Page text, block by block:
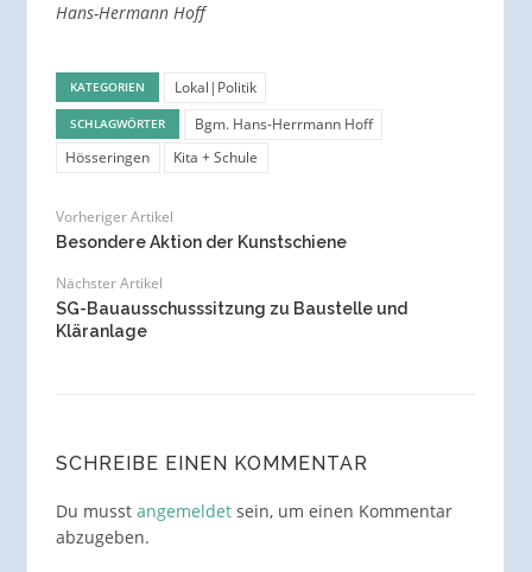
Hans-Hermann Hoff
KATEGORIEN Lokal|Politik
SCHLAGWÖRTER
Bgm. Hans-Herrmann Hoff
Hösseringen
Kita + Schule
Vorheriger Artikel
Besondere Aktion der Kunstschiene
Nächster Artikel
SG-Bauausschusssitzung zu Baustelle und
Kläranlage
SCHREIBE EINEN KOMMENTAR
Du musst angemeldetsein, um einen Kommentar
abzugeben.